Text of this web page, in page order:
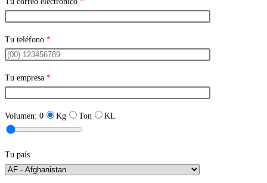
Tu teléfono *
Tu empresa *
Volumen: 0 Kg Ton KL
Tu país